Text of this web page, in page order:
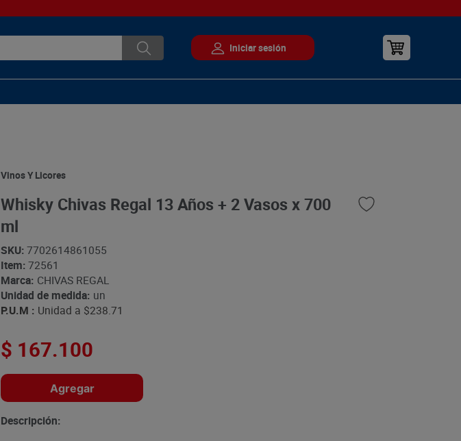
Vinos Y Licores
Whisky Chivas Regal 13 Años + 2 Vasos x 700
ml
SKU: 7702614861055
Item: 72561
Marca: CHIVAS REGAL
Unidad de medida: un
P.U.M : Unidad a $238.71
$ 167.100
Agregar
Descripción: